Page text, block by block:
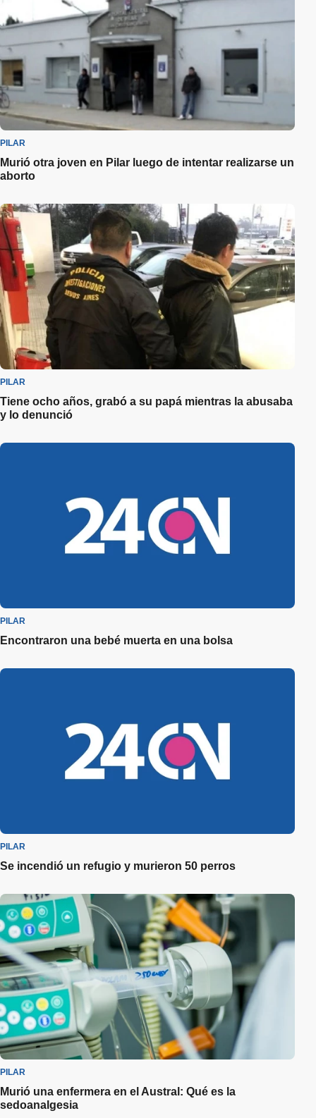
PILAR
Murió otra joven en Pilar luego de intentar realizarse un
aborto
PILAR
Tiene ocho años, grabó a su papá mientras la abusaba
y lo denunció
PILAR
Encontraron una bebé muerta en una bolsa
PILAR
Se incendió un refugio y murieron 50 perros
PILAR
Murió una enfermera en el Austral: Qué es la
sedoanalgesia